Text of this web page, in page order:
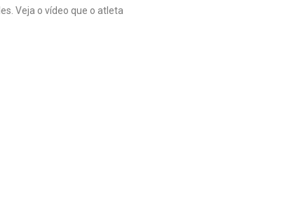
Veja o vídeo que o atleta